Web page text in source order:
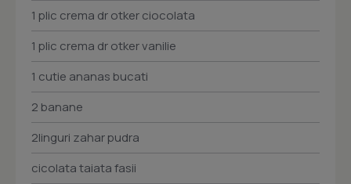
1 plic crema dr otker ciocolata
1 plic crema dr otker vanilie
1 cutie ananas bucati
2 banane
2linguri zahar pudra
cicolata taiata fasii